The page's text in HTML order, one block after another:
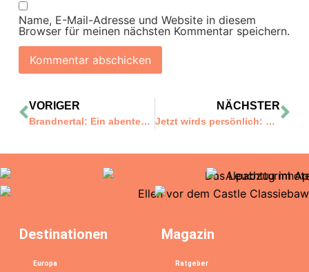
Name, E-Mail-Adresse und Website in diesem
Browser für meinen nächsten Kommentar speichern.
VORIGER
Brandnertal: Ein abenteuerliches Winterwochenende ganz in weiss
NÄCHSTER
Jetzt wirds persönlich: 20 Dinge über mich/uns
Destinationen
Europa
Magazin
Ratgeber